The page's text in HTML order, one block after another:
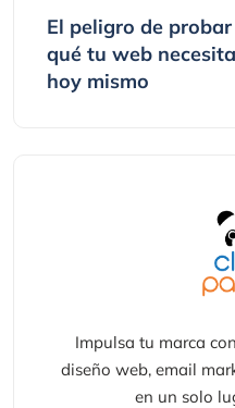
El peligro de
qué tu web
hoy mismo
Impulsa tu marca
diseño web, email
en un solo